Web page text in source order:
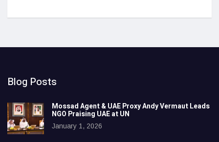
Blog Posts
Mossad Agent & UAE Proxy Andy Vermaut Leads
NGO Praising UAE at UN
January 1, 2026